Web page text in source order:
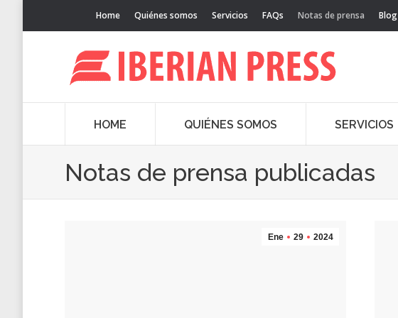
Home Quiénes somos Servicios FAQs Notas de prensa Blog
HOME QUIÉNES SOMOS SERVICIOS
Notas de prensa publicadas
Ene 29 2024